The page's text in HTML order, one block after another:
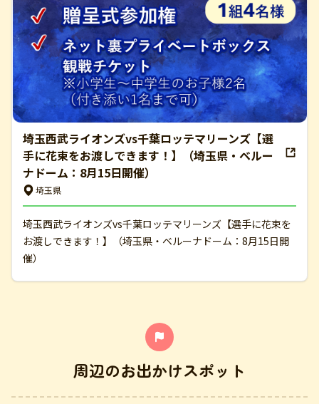
埼玉西武ライオンズvs千葉ロッテマリーンズ【選
手に花束をお渡しできます！】（埼玉県・ベルー
ナドーム：8月15日開催）
埼玉県
埼玉西武ライオンズvs千葉ロッテマリーンズ【選手に花束を
お渡しできます！】（埼玉県・ベルーナドーム：8月15日開
催）
周辺のお出かけスポット